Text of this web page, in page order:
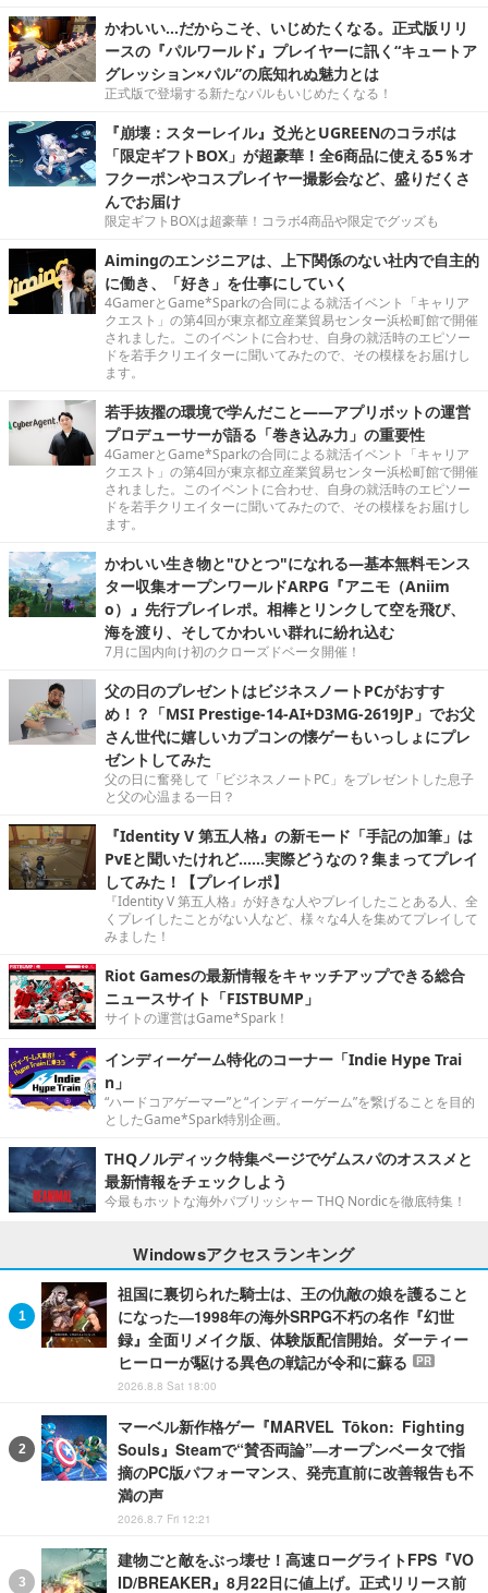
かわいい…だからこそ、いじめたくなる。正式版リリ
ースの『パルワールド』プレイヤーに訊く“キュートア
グレッション×パル”の底知れぬ魅力とは
正式版で登場する新たなパルもいじめたくなる！
『崩壊：スターレイル』爻光とUGREENのコラボは
「限定ギフトBOX」が超豪華！全6商品に使える5％オ
フクーポンやコスプレイヤー撮影会など、盛りだくさ
んでお届け
限定ギフトBOXは超豪華！コラボ4商品や限定でグッズも
Aimingのエンジニアは、上下関係のない社内で自主的
に働き、「好き」を仕事にしていく
4GamerとGame*Sparkの合同による就活イベント「キャリア
クエスト」の第4回が東京都立産業貿易センター浜松町館で開催
されました。このイベントに合わせ、自身の就活時のエピソー
ドを若手クリエイターに聞いてみたので、その模様をお届けし
ます。
若手抜擢の環境で学んだこと――アプリボットの運営
プロデューサーが語る「巻き込み力」の重要性
4GamerとGame*Sparkの合同による就活イベント「キャリア
クエスト」の第4回が東京都立産業貿易センター浜松町館で開催
されました。このイベントに合わせ、自身の就活時のエピソー
ドを若手クリエイターに聞いてみたので、その模様をお届けし
ます。
かわいい生き物と"ひとつ"になれる―基本無料モンス
ター収集オープンワールドARPG『アニモ（Aniim
o）』先行プレイレポ。相棒とリンクして空を飛び、
海を渡り、そしてかわいい群れに紛れ込む
7月に国内向け初のクローズドベータ開催！
父の日のプレゼントはビジネスノートPCがおすす
め！？「MSI Prestige-14-AI+D3MG-2619JP」でお父
さん世代に嬉しいカプコンの懐ゲーもいっしょにプレ
ゼントしてみた
父の日に奮発して「ビジネスノートPC」をプレゼントした息子
と父の心温まる一日？
『Identity V 第五人格』の新モード「手記の加筆」は
PvEと聞いたけれど……実際どうなの？集まってプレイ
してみた！【プレイレポ】
『Identity V 第五人格』が好きな人やプレイしたことある人、全
くプレイしたことがない人など、様々な4人を集めてプレイして
みました！
Riot Gamesの最新情報をキャッチアップできる総合
ニュースサイト「FISTBUMP」
サイトの運営はGame*Spark！
インディーゲーム特化のコーナー「Indie Hype Trai
n」
“ハードコアゲーマー”と“インディーゲーム”を繋げることを目的
としたGame*Spark特別企画。
THQノルディック特集ページでゲムスパのオススメと
最新情報をチェックしよう
今最もホットな海外パブリッシャー THQ Nordicを徹底特集！
Windowsアクセスランキング
祖国に裏切られた騎士は、王の仇敵の娘を護ること
になった―1998年の海外SRPG不朽の名作『幻世
録』全面リメイク版、体験版配信開始。ダーティー
ヒーローが駆ける異色の戦記が令和に蘇る
PR
2026.8.8 Sat 18:00
マーベル新作格ゲー『MARVEL Tōkon: Fighting
Souls』Steamで“賛否両論”―オープンベータで指
摘のPC版パフォーマンス、発売直前に改善報告も不
満の声
2026.8.7 Fri 12:21
建物ごと敵をぶっ壊せ！高速ローグライトFPS『VO
ID/BREAKER』8月22日に値上げ。正式リリース前